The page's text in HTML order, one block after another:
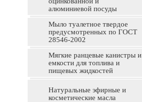
алюминиевой посуды
Мыло туалетное твердое
предусмотренных по ГОСТ
28546-2002
Мягкие ранцевые канистры и
емкости для топлива и
пищевых жидкостей
Натуральные эфирные и
косметические масла